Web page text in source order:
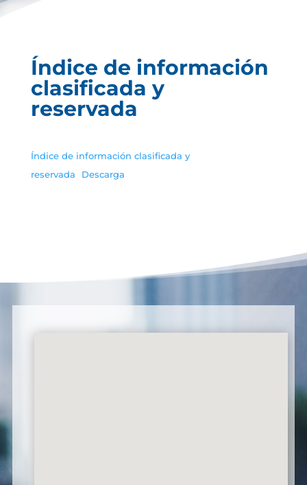
Índice de información
clasificada y
reservada
Índice de información clasificada y
reservada
Descarga